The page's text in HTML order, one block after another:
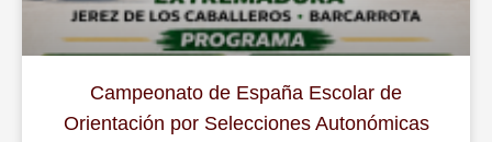
Campeonato de España Escolar de
Orientación por Selecciones Autonómicas